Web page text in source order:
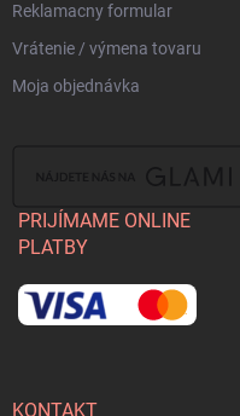
Reklamacny formular
Vrátenie / výmena tovaru
Moja objednávka
PRIJÍMAME ONLINE
PLATBY
KONTAKT